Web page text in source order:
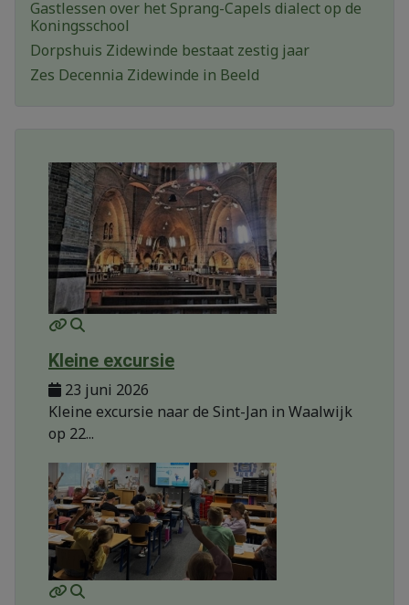
Gastlessen over het Sprang-Capels dialect op de
Koningsschool
Dorpshuis Zidewinde bestaat zestig jaar
Zes Decennia Zidewinde in Beeld
MOD_JTCS_VIEW_ARTICLE_LINK
Kleine excursie
23 juni 2026
Kleine excursie naar de Sint-Jan in Waalwijk
op 22...
MOD_JTCS_VIEW_ARTICLE_LINK